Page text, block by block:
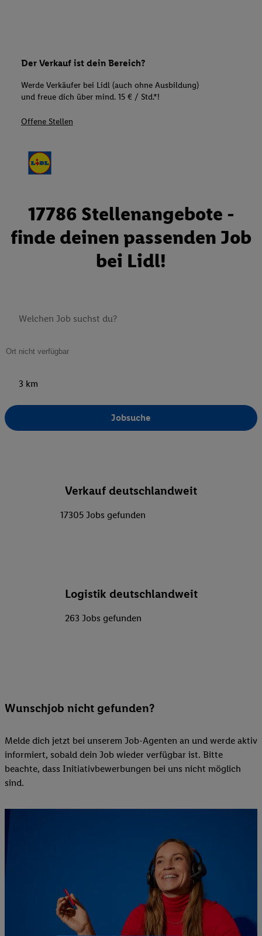
Der Verkauf ist dein Bereich?
Werde Verkäufer bei Lidl (auch ohne Ausbildung)
und freue dich über mind. 15 € / Std.*!
Offene Stellen
17786 Stellenangebote -
finde deinen passenden Job
bei Lidl!
3 km
Jobsuche
Verkauf deutschlandweit
17305 Jobs gefunden
Logistik deutschlandweit
263 Jobs gefunden
Wunschjob nicht gefunden?
Melde dich jetzt bei unserem Job-Agenten an und werde aktiv
informiert, sobald dein Job wieder verfügbar ist. Bitte
beachte, dass Initiativbewerbungen bei uns nicht möglich
sind.